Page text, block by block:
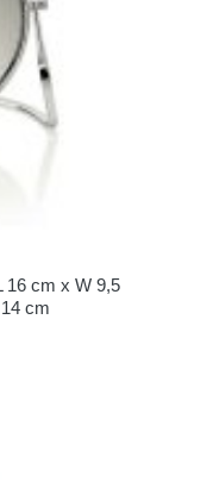
16 cm x W 9,5
cm